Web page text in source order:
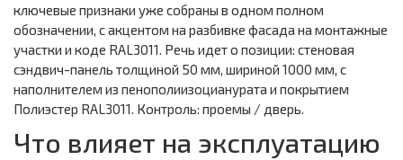
ключевые признаки уже собраны в одном полном
обозначении, с акцентом на разбивке фасада на монтажные
участки и коде RAL3011. Речь идет о позиции: стеновая
сэндвич-панель толщиной 50 мм, шириной 1000 мм, с
наполнителем из пенополиизоцианурата и покрытием
Полиэстер RAL3011. Контроль: проемы / дверь.
Что влияет на эксплуатацию